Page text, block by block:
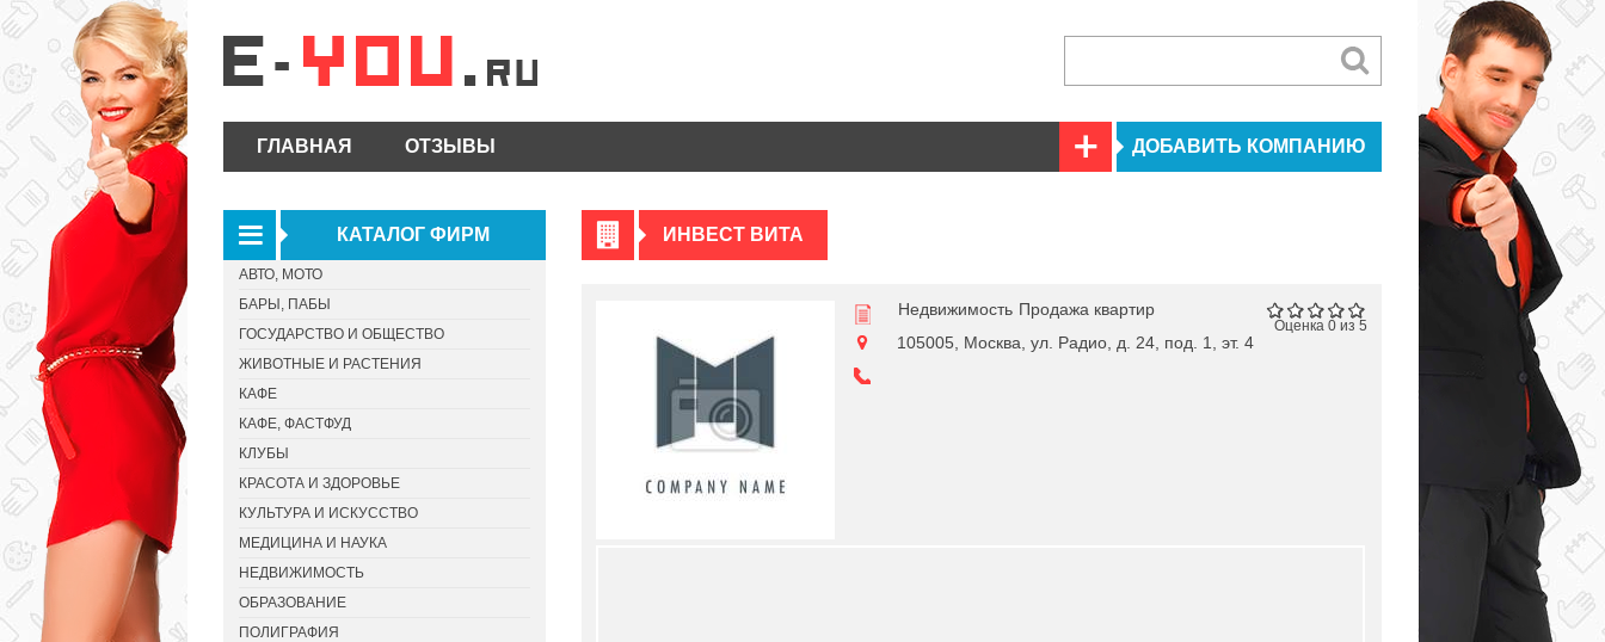
ГЛАВНАЯ ОТЗЫВЫ ДОБАВИТЬ КОМПАНИЮ
ИНВЕСТ ВИТА
Оценка 0 из 5
Недвижимость Продажа квартир
105005, Москва, ул. Радио, д. 24, под. 1, эт. 4
КАТАЛОГ ФИРМ
АВТО, МОТО
БАРЫ, ПАБЫ
ГОСУДАРСТВО И ОБЩЕСТВО
ЖИВОТНЫЕ И РАСТЕНИЯ
КАФЕ
КАФЕ, ФАСТФУД
КЛУБЫ
КРАСОТА И ЗДОРОВЬЕ
КУЛЬТУРА И ИСКУССТВО
МЕДИЦИНА И НАУКА
НЕДВИЖИМОСТЬ
ОБРАЗОВАНИЕ
ПОЛИГРАФИЯ